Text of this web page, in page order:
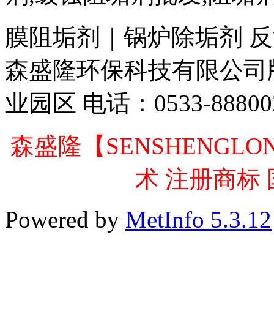
膜阻垢剂｜锅炉除垢剂
森盛隆环保科技有限公
业园区 电话：0533-
森盛隆【
术 注册商标
Powered by MetInfo 5.3.12